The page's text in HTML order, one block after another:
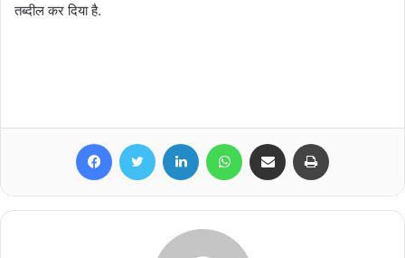
तब्दील कर दिया है.
FacebookTwitter LinkedIn WhatsAppShare via Email